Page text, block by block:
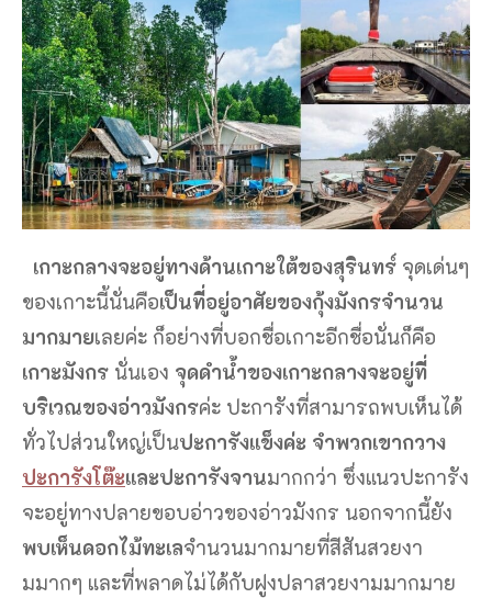
เกาะกลางจะอยู่ทางด้านเกาะใต้ของสุรินทร์ จุดเด่นๆ
ของเกาะนี้นั่นคือเป็นที่อยู่อาศัยของกุ้งมังกรจำนวน
มากมายเลยค่ะ ก็อย่างที่บอกชื่อเกาะอีกชื่อนั่นก็คือ
เกาะมังกร นั่นเอง จุดดำน้ำของเกาะกลางจะอยู่ที่
บริเวณของอ่าวมังกรค่ะ ปะการังที่สามารถพบเห็นได้
ทั่วไปส่วนใหญ่เป็นปะการังแข็งค่ะ จำพวกเขากวาง
ปะการังโต๊ะและปะการังจานมากกว่า ซึ่งแนวปะการัง
จะอยู่ทางปลายขอบอ่าวของอ่าวมังกร นอกจากนี้ยัง
พบเห็นดอกไม้ทะเลจำนวนมากมายที่สีสันสวยงา
มมากๆ และที่พลาดไม่ได้กับฝูงปลาสวยงามมากมาย